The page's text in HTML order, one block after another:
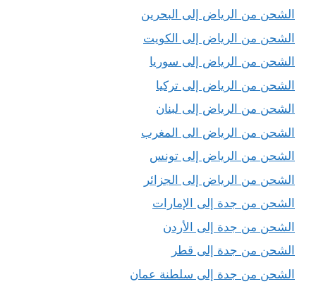
الشحن من الرياض إلى البحرين
الشحن من الرياض إلى الكويت
الشحن من الرياض إلى سوريا
الشحن من الرياض إلى تركيا
الشحن من الرياض إلى لبنان
الشحن من الرياض الى المغرب
الشحن من الرياض إلى تونس
الشحن من الرياض إلى الجزائر
الشحن من جدة إلى الإمارات
الشحن من جدة إلى الأردن
الشحن من جدة إلى قطر
الشحن من جدة إلى سلطنة عمان